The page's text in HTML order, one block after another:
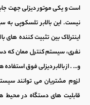
است و یکیموتور دیزلیجهت
نیست. اینبالابر تلسکوپیبه
اینترلاک بین تثبیت کننده های
نفری، سیستم کنترل ممان که
و… . ازبالابر دیزلیفوق
لزوم مشتریان می توانند
قابلیت های دستگاه در محیط